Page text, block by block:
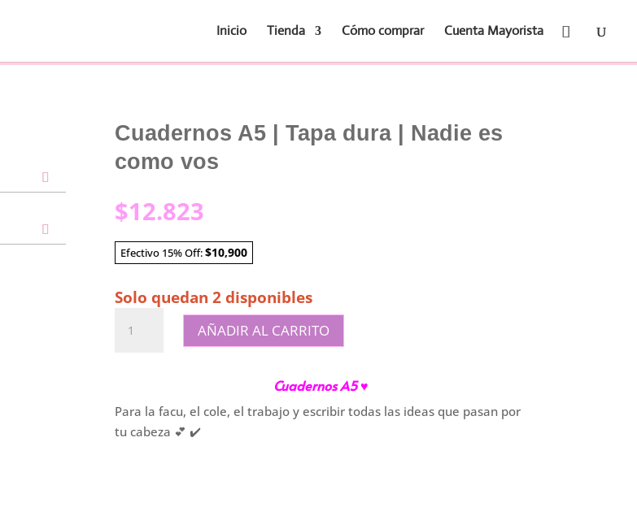
Inicio Tienda Cómo comprar Cuenta Mayorista
Cuadernos A5 | Tapa dura | Nadie es
como vos
$12.823
Efectivo 15% Off:$10,900
Solo quedan 2 disponibles
|
Nadie
AÑADIR AL CARRITO
Cuadernos A5 ♥
Para la facu, el cole, el trabajo y escribir todas las ideas que pasan por
tu cabeza 💕 ✔️